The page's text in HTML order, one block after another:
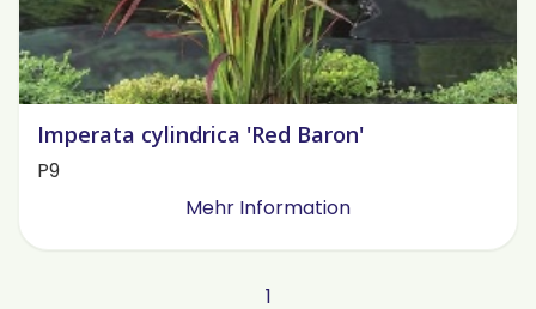
Imperata cylindrica 'Red Baron'
P9
Mehr Information
1